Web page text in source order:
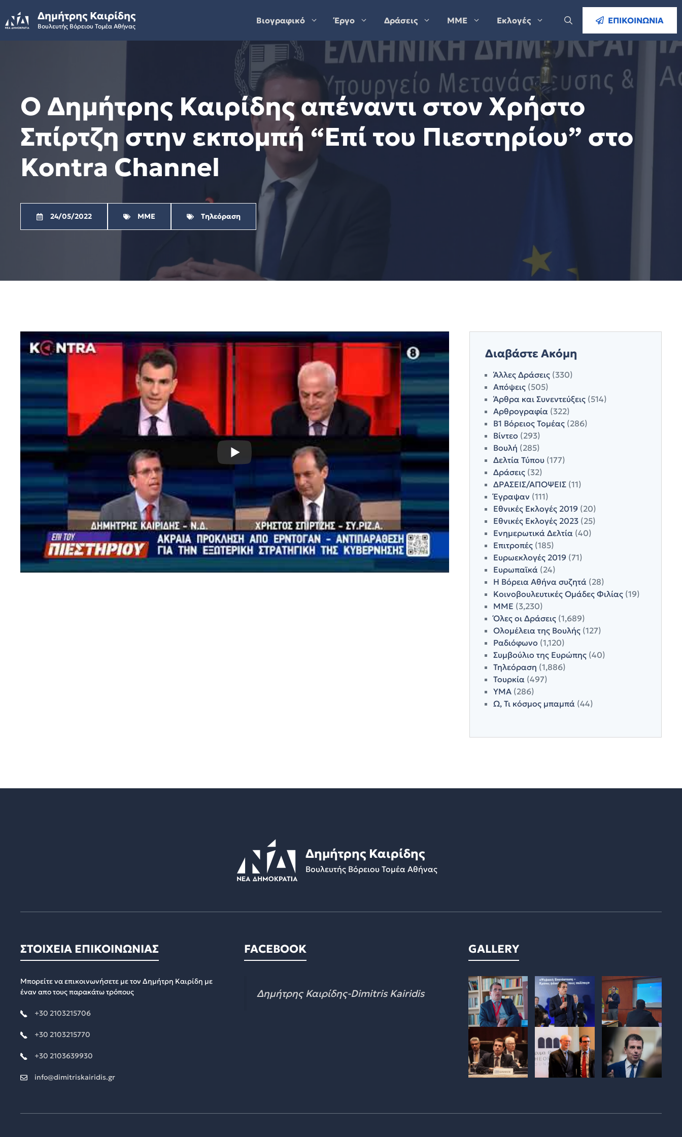
to
content
Δημήτρης Καιρίδης
Βουλευτής Βόρειου Τομέα Αθήνας
Βιογραφικό Έργο Δράσεις ΜΜΕ Εκλογές ΕΠΙΚΟΙΝΩΝΙΑ
Ο Δημήτρης Καιρίδης απέναντι στον Χρήστο
Σπίρτζη στην εκπομπή “Επί του Πιεστηρίου” στο
Kontra Channel
24/05/2022 ΜΜΕ Τηλεόραση
Διαβάστε Ακόμη
Άλλες Δράσεις(330)
Απόψεις(505)
Άρθρα και Συνεντεύξεις(514)
Αρθρογραφία(322)
Β1 Βόρειος Τομέας(286)
Βίντεο (293)
Βουλή (285)
Δελτία Τύπου(177)
Δράσεις(32)
ΔΡΑΣΕΙΣ/ΑΠΟΨΕΙΣ(11)
Έγραψαν (111)
Εθνικές Εκλογές 2019 (20)
Εθνικές Εκλογές 2023(25)
Ενημερωτικά Δελτία(40)
Επιτροπές(185)
Ευρωεκλογές 2019 (71)
Ευρωπαϊκά(24)
Η Βόρεια Αθήνα συζητά(28)
Κοινοβουλευτικές Ομάδες Φιλίας(19)
ΜΜΕ (3,230)
Όλες οι Δράσεις(1,689)
Ολομέλεια της Βουλής(127)
Ραδιόφωνο (1,120)
Συμβούλιο της Ευρώπης(40)
Τηλεόραση (1,886)
Τουρκία(497)
ΥΜΑ(286)
Ω, Τι κόσμος μπαμπά(44)
Δημήτρης Καιρίδης
Βουλευτής Βόρειου Τομέα Αθήνας
ΣΤΟΙΧΕΙΑ ΕΠΙΚΟΙΝΩΝΙΑΣ
Μπορείτε να επικοινωνήσετε με τον Δημήτρη Καιρίδη με
έναν απο τους παρακάτω τρόπους
+30 2103215706
+30 2103215770
+30 2103639930
info@dimitriskairidis.gr
FACEBOOK
Δημήτρης Καιρίδης-Dimitris Kairidis
GALLERY